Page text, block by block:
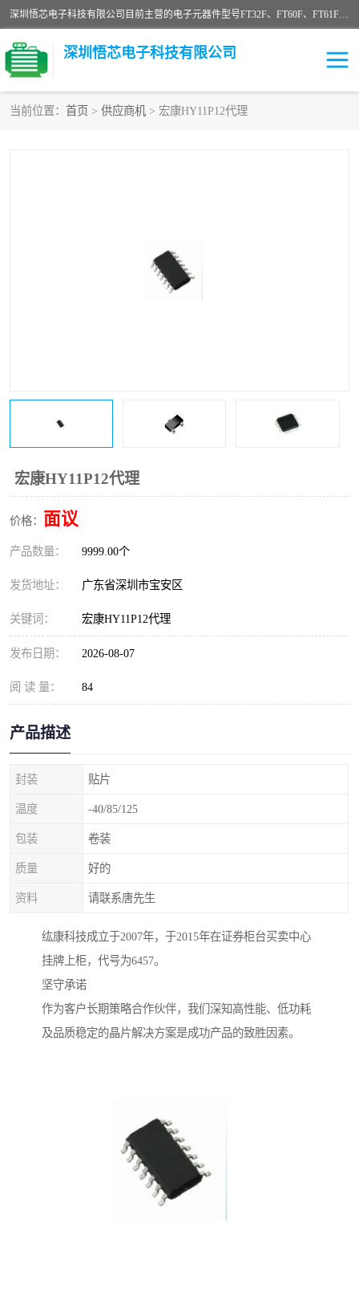
深圳悟芯电子科技有限公司目前主营的电子元器件型号FT32F、FT60F、FT61F、FT62F、FT64F、FT61FC、MCU EEPROM MOS LDO 稳压管 触摸IC DC-DC AC-DC 协议IC等，广泛应用于LED射灯、LED日光灯、等诸多领域。
深圳悟芯电子科技有限公司
当前位置： 首页 > 供应商机 > 宏康HY11P12代理
宏康HY11P12代理
价格： 面议
产品数量： 9999.00个
发货地址： 广东省深圳市宝安区
关键词： 宏康HY11P12代理
发布日期： 2026-08-07
阅 读 量： 84
产品描述
封装 贴片
温度 -40/85/125
包装 卷装
质量 好的
资料 请联系唐先生
纮康科技成立于2007年，于2015年在证券柜台买卖中心
挂牌上柜，代号为6457。
坚守承诺
作为客户长期策略合作伙伴，我们深知高性能、低功耗
及品质稳定的晶片解决方案是成功产品的致胜因素。
FT61F021